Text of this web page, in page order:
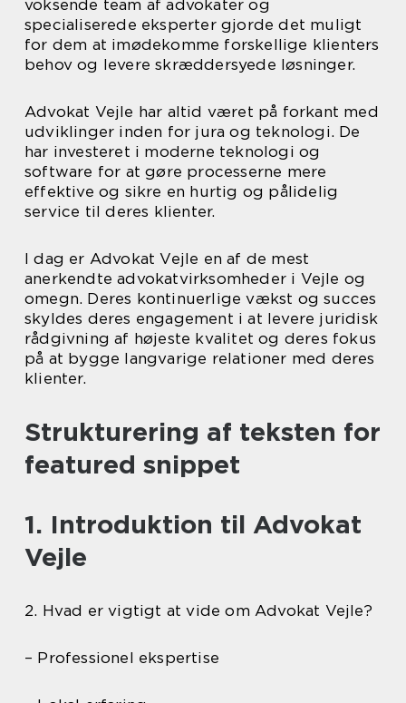
voksende team af advokater og
specialiserede eksperter gjorde det muligt
for dem at imødekomme forskellige klienters
behov og levere skræddersyede løsninger.
Advokat Vejle har altid været på forkant med
udviklinger inden for jura og teknologi. De
har investeret i moderne teknologi og
software for at gøre processerne mere
effektive og sikre en hurtig og pålidelig
service til deres klienter.
I dag er Advokat Vejle en af de mest
anerkendte advokatvirksomheder i Vejle og
omegn. Deres kontinuerlige vækst og succes
skyldes deres engagement i at levere juridisk
rådgivning af højeste kvalitet og deres fokus
på at bygge langvarige relationer med deres
klienter.
Strukturering af teksten for
featured snippet
1. Introduktion til Advokat
Vejle
2. Hvad er vigtigt at vide om Advokat Vejle?
– Professionel ekspertise